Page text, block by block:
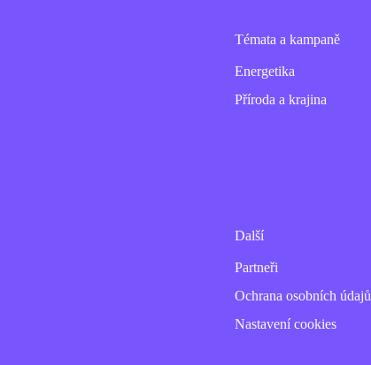
Témata a kampaně
Energetika
Příroda a krajina
Další
Partneři
Ochrana osobních údajů
Nastavení cookies